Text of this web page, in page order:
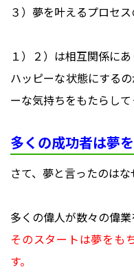
３）夢を叶えるプロセス
１）２）は相互関係にあ
ハッピーな状態にする
ーな気持ちをもたらして
多くの成功者は夢
さて、夢と言ったのはな
多くの偉人が数々の偉業
そのスタートは夢をも
す。